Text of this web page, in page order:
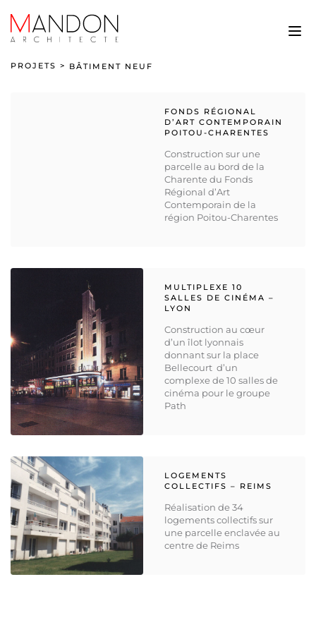
PROJETS > BÂTIMENT NEUF
FONDS RÉGIONAL
D’ART CONTEMPORAIN
POITOU-CHARENTES
Construction sur une
parcelle au bord de la
Charente du Fonds
Régional d’Art
Contemporain de la
région Poitou-Charentes
MULTIPLEXE 10
SALLES DE CINÉMA –
LYON
Construction au cœur
d’un îlot lyonnais
donnant sur la place
Bellecourt d’un
complexe de 10 salles de
cinéma pour le groupe
Path
LOGEMENTS
COLLECTIFS – REIMS
Réalisation de 34
logements collectifs sur
une parcelle enclavée au
centre de Reims